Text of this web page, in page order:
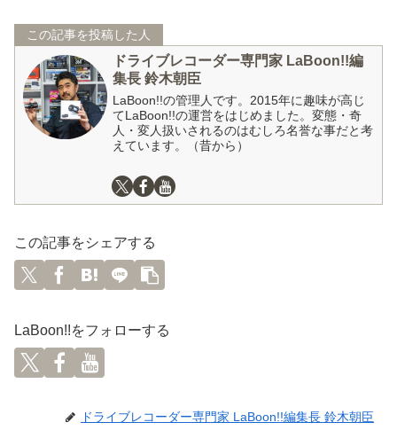
この記事を投稿した人
ドライブレコーダー専門家 LaBoon!!編
集長 鈴木朝臣
LaBoon!!の管理人です。2015年に趣味が高じ
てLaBoon!!の運営をはじめました。変態・奇
人・変人扱いされるのはむしろ名誉な事だと考
えています。（昔から）
この記事をシェアする
LaBoon!!をフォローする
ドライブレコーダー専門家 LaBoon!!編集長 鈴木朝臣